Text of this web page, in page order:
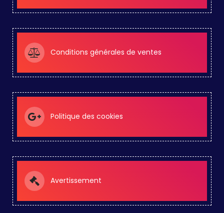
Conditions générales de ventes
Politique des cookies
Avertissement